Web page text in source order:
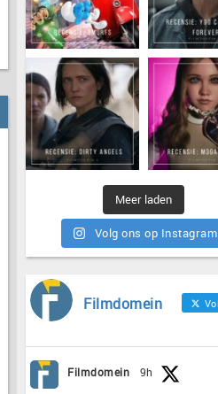
Meer laden
Volg ons op Instagram
Filmdomein
Filmdomein 9h